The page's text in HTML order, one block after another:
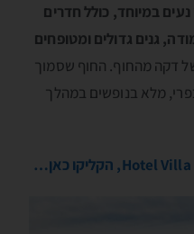
במיוחד, כולל חדרים
גנים גדולים ומטופחים
דקה מהחוף. החוף שסמוך
מלא בנופשים במהלך